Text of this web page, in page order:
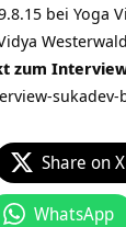
bei Yoga
Westerwald
zum
Share on X
WhatsApp